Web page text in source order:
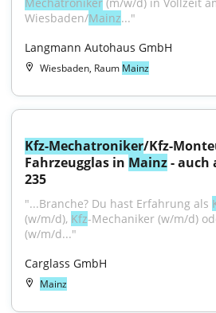
Wiesbaden/Mainz..."
Langmann Autohaus GmbH
Wiesbaden, Raum Mainz
Kfz-Mechatroniker/Kfz-
Fahrzeugglas in Mainz - auch
235
"...Branche? Du hast Erfahrung als
(w/m/d), Kfz-Mechaniker (w/m/d)
(w/m/d..."
Carglass GmbH
Mainz